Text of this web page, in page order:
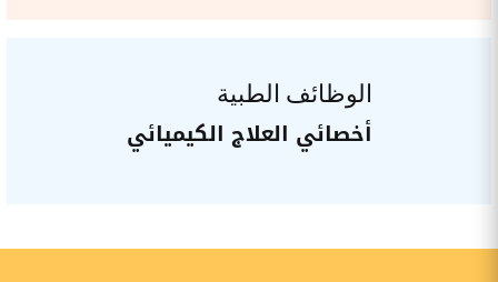
الوظائف الطبية
أخصائي العلاج الكيميائي